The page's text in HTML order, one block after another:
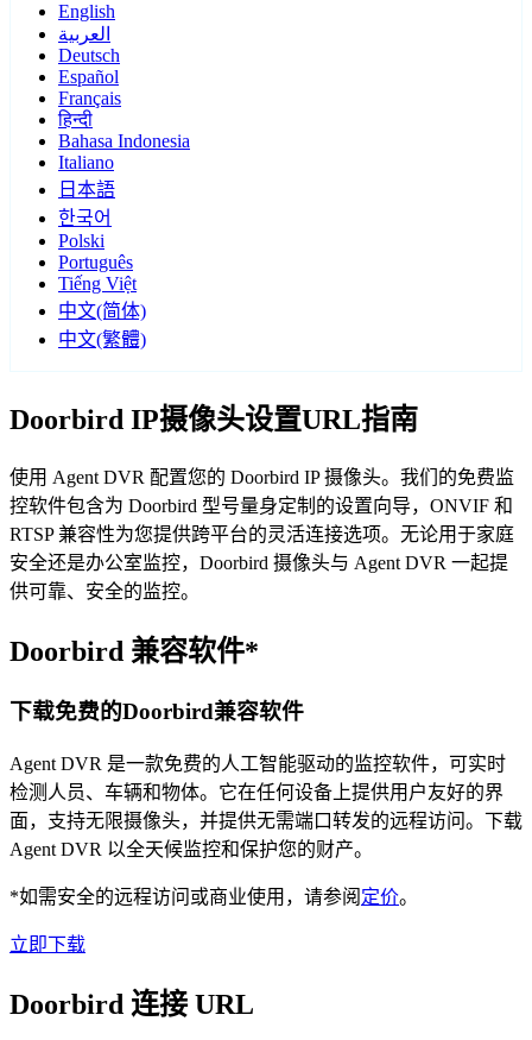
English
العربية
Deutsch
Español
Français
हिन्दी
Bahasa Indonesia
Italiano
日本語
한국어
Polski
Português
Tiếng Việt
中文(简体)
中文(繁體)
Doorbird IP摄像头设置URL指南
使用 Agent DVR 配置您的 Doorbird IP 摄像头。我们的免费监
控软件包含为 Doorbird 型号量身定制的设置向导，ONVIF 和
RTSP 兼容性为您提供跨平台的灵活连接选项。无论用于家庭
安全还是办公室监控，Doorbird 摄像头与 Agent DVR 一起提
供可靠、安全的监控。
Doorbird 兼容软件*
下载免费的Doorbird兼容软件
Agent DVR 是一款免费的人工智能驱动的监控软件，可实时
检测人员、车辆和物体。它在任何设备上提供用户友好的界
面，支持无限摄像头，并提供无需端口转发的远程访问。下载
Agent DVR 以全天候监控和保护您的财产。
*如需安全的远程访问或商业使用，请参阅 定价。
立即下载
Doorbird 连接 URL